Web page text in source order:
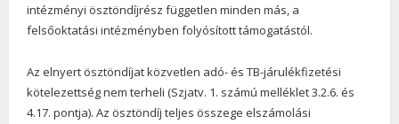
intézményi ösztöndíjrész független minden más, a
felsőoktatási intézményben folyósított támogatástól.
Az elnyert ösztöndíjat közvetlen adó- és TB-járulékfizetési
kötelezettség nem terheli (Szjatv. 1. számú melléklet 3.2.6. és
4.17. pontja). Az ösztöndíj teljes összege elszámolási